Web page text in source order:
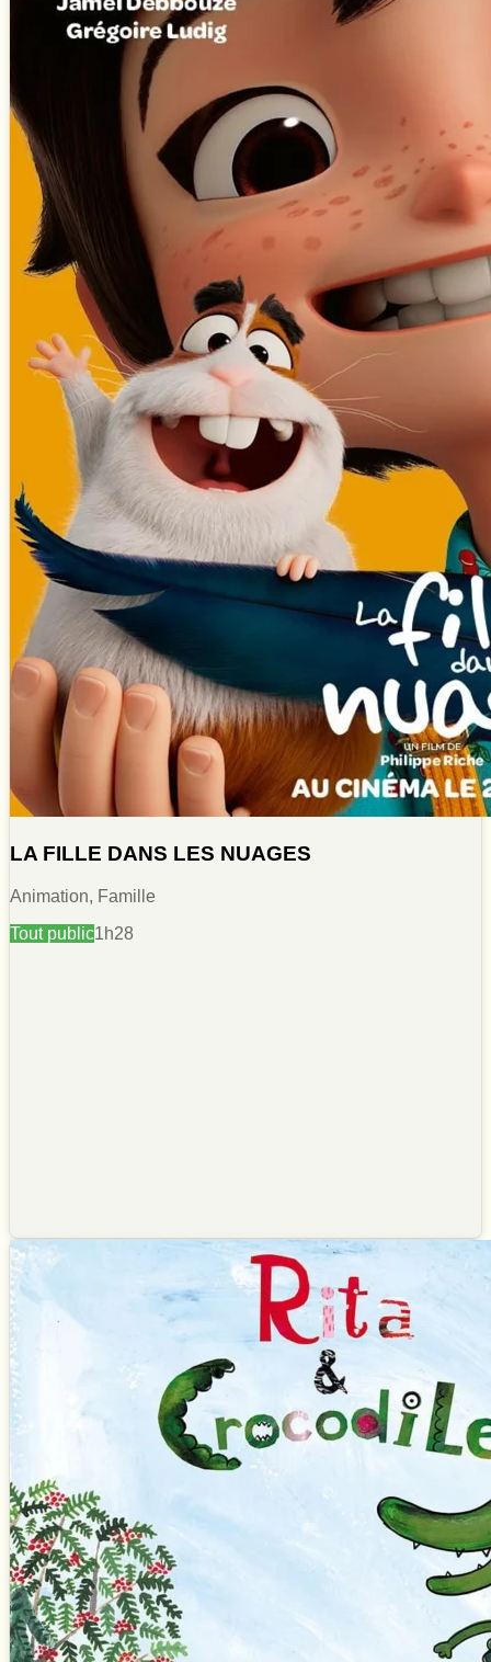
LA FILLE DANS LES NUAGES
Animation, Famille
Tout public1h28